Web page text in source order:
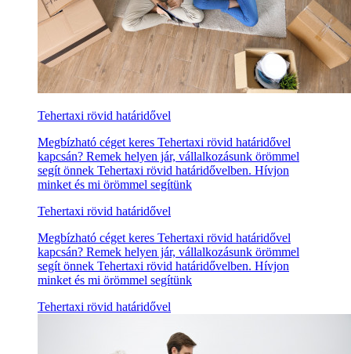
Tehertaxi rövid határidővel
Megbízható céget keres Tehertaxi rövid határidővel
kapcsán? Remek helyen jár, vállalkozásunk örömmel
segít önnek Tehertaxi rövid határidővelben. Hívjon
minket és mi örömmel segítünk
Tehertaxi rövid határidővel
Megbízható céget keres Tehertaxi rövid határidővel
kapcsán? Remek helyen jár, vállalkozásunk örömmel
segít önnek Tehertaxi rövid határidővelben. Hívjon
minket és mi örömmel segítünk
Tehertaxi rövid határidővel